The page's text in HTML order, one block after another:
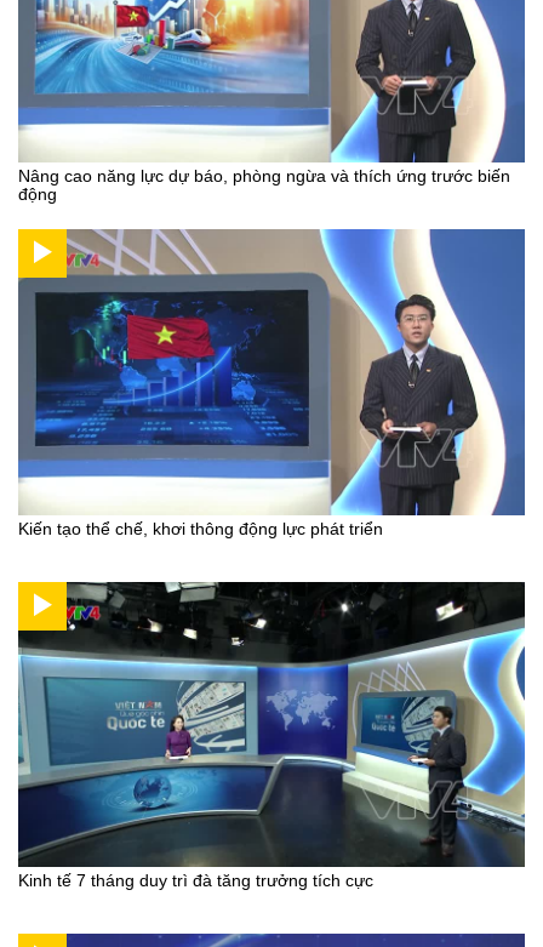
Nâng cao năng lực dự báo, phòng ngừa và thích ứng trước biến
động
Kiến tạo thể chế, khơi thông động lực phát triển
Kinh tế 7 tháng duy trì đà tăng trưởng tích cực